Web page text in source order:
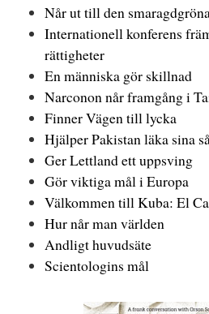
Når ut till den
Internationell konferens
rättigheter
En människa gör skillnad
Narconon når framgång i
Finner Vägen till lycka
Hjälper Pakistan läka sina
Ger Lettland ett uppsving
Gör viktiga mål i Europa
Välkommen till Kuba: El
Hur når man världen
Andligt huvudsäte
Scientologins mål